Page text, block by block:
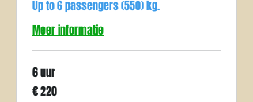
Up to 6 passengers (550) kg.
Meer informatie
6 uur
220
euro
€ 220